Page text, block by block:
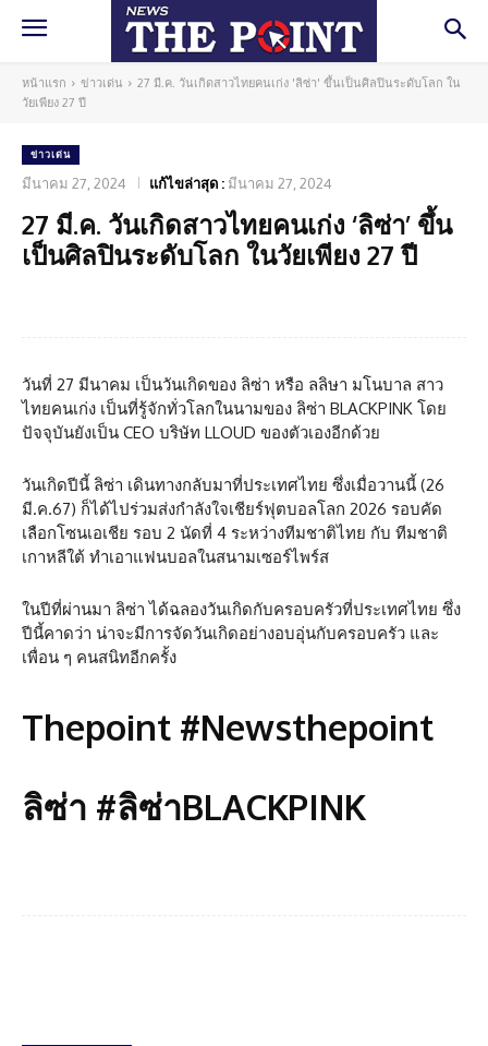
หน้าแรก ข่าวเด่น
27 มี.ค. วันเกิดสาวไทยคนเก่ง 'ลิซ่า' ขึ้นเป็นศิลปินระดับโลก ใน
วัยเพียง 27 ปี
ข่าวเด่น
มีนาคม 27, 2024 แก้ไขล่าสุด : มีนาคม 27, 2024
27 มี.ค. วันเกิดสาวไทยคนเก่ง ‘ลิซ่า’ ขึ้น
เป็นศิลปินระดับโลก ในวัยเพียง 27 ปี
วันที่ 27 มีนาคม เป็นวันเกิดของ ลิซ่า หรือ ลลิษา มโนบาล สาว
ไทยคนเก่ง เป็นที่รู้จักทั่วโลกในนามของ ลิซ่า BLACKPINK โดย
ปัจจุบันยังเป็น CEO บริษัท LLOUD ของตัวเองอีกด้วย
วันเกิดปีนี้ ลิซ่า เดินทางกลับมาที่ประเทศไทย ซึ่งเมื่อวานนี้ (26
มี.ค.67) ก็ได้ไปร่วมส่งกำลังใจเชียร์ฟุตบอลโลก 2026 รอบคัด
เลือกโซนเอเชีย รอบ 2 นัดที่ 4 ระหว่างทีมชาติไทย กับ ทีมชาติ
เกาหลีใต้ ทำเอาแฟนบอลในสนามเซอร์ไพร์ส
ในปีที่ผ่านมา ลิซ่า ได้ฉลองวันเกิดกับครอบครัวที่ประเทศไทย ซึ่ง
ปีนี้คาดว่า น่าจะมีการจัดวันเกิดอย่างอบอุ่นกับครอบครัว และ
เพื่อน ๆ คนสนิทอีกครั้ง
Thepoint #Newsthepoint
ลิซ่า #ลิซ่าBLACKPINK